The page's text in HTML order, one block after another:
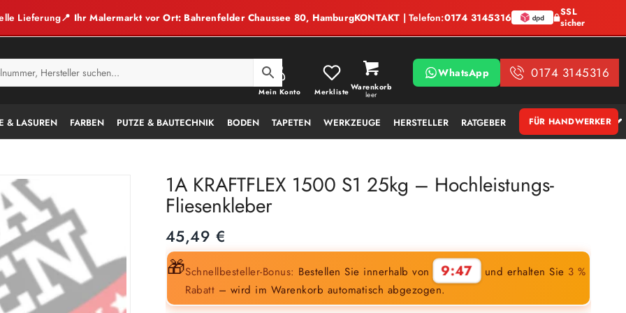
Lieferung📍 Ihr Malermarkt vor Ort: Bahrenfelder Chaussee 80, HamburgKONTAKT | Telefon:0174 3145316
SSL
sicher
Warenkorb
leer
Mein Konto Merkliste
WhatsApp 0174 3145316
& LASUREN FARBEN PUTZE & BAUTECHNIK BODEN TAPETEN WERKZEUGE HERSTELLER RATGEBER FÜR HANDWERKER
1A KRAFTFLEX 1500 S1 25kg – Hochleistungs-
Fliesenkleber
45,49 €
🎁Schnellbesteller-Bonus: Bestellen Sie innerhalb von 9:45 und erhalten Sie 3 %
Rabatt – wird im Warenkorb automatisch abgezogen.